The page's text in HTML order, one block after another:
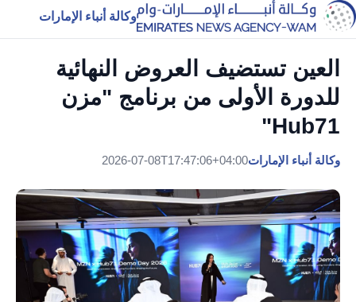
وكالة أنباء الإمارات
العين تستضيف العروض النهائية
للدورة الأولى من برنامج "مزن
Hub71"
وكالة أنباء الإمارات2026-07-08T17:47:06+04:00